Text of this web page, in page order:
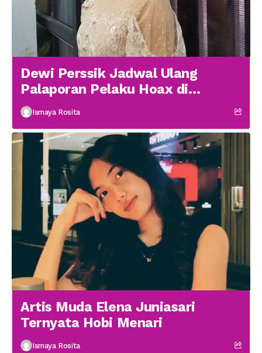
Dewi Perssik Jadwal Ulang
Palaporan Pelaku Hoax di
Medsos
Ismaya Rosita
Artis Muda Elena Juniasari
Ternyata Hobi Menari
Ismaya Rosita